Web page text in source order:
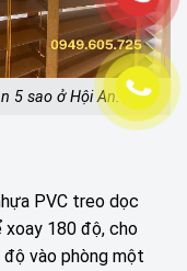
5 sao ở Hội An.
PVC treo dọc
xoay 180 độ, cho
độ vào phòng một